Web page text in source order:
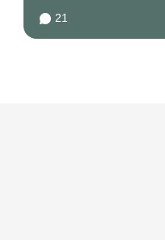
за последние 8...
21